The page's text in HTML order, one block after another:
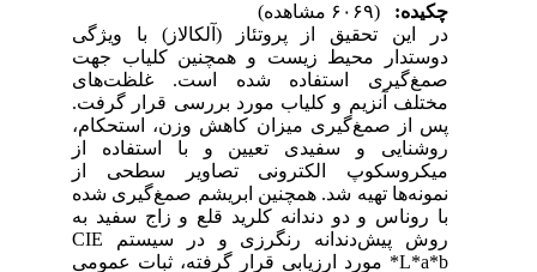
چکیده:
در این تحقیق از پروتئاز (آلکالاز) با ویژگی
دوستدار محیط زیست و همچنین کلیاب جهت
صمغ‌گیری استفاده شده است. غلظت‌های
مختلف آنزیم و کلیاب مورد بررسی قرار گرفت.
پس از صمغ‌گیری میزان کاهش وزن، استحکام،
روشنایی و سفیدی تعیین و با استفاده از
میکروسکوپ الکترونی تصاویر سطحی از
نمونه‌ها تهیه شد. همچنین ابریشم صمغ‌گیری شده
با روناس و دو دندانه کلرید قلع و زاج سفید به
روش پیش‌دندانه رنگرزی و در سیستم CIE
L*a*b* مورد ارزیابی قرار گرفته، ثبات عمومی